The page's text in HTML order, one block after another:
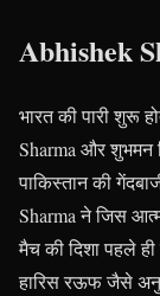
Abhishek
भारत की पारी शुरू
Sharma और शुभमन
पाकिस्तान की
Sharma ने जिस
मैच की दिशा पहले
हारिस रऊफ जैसे